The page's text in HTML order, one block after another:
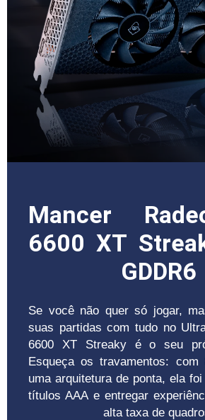
Mancer
6600 XT
GDDR6
Se você não quer só jogar,
suas partidas com tudo no
6600 XT Streaky é o seu
Esqueça os travamentos: com
uma arquitetura de ponta, ela
títulos AAA e entregar
alta taxa de